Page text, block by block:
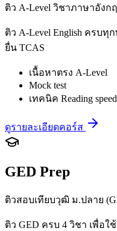
ติว A-Level วิชาภาษาอังก
ติว A-Level English ครบทุ
ยื่น TCAS
เนื้อหาตรง A-Level
Mock test
เทคนิค Reading speed
ดูรายละเอียดคอร์ส
GED Prep
ติวสอบเทียบวุฒิ ม.ปลาย
ติว GED ครบ 4 วิชา เพื่อ